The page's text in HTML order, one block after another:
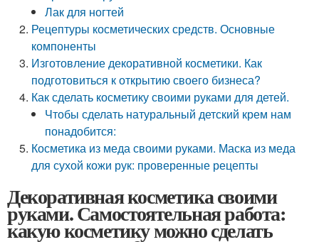
Лак для ногтей
Рецептуры косметических средств. Основные
компоненты
Изготовление декоративной косметики. Как
подготовиться к открытию своего бизнеса?
Как сделать косметику своими руками для детей.
Чтобы сделать натуральный детский крем нам
понадобится:
Косметика из меда своими руками. Маска из меда
для сухой кожи рук: проверенные рецепты
Декоративная косметика своими
руками. Самостоятельная работа:
какую косметику можно сделать